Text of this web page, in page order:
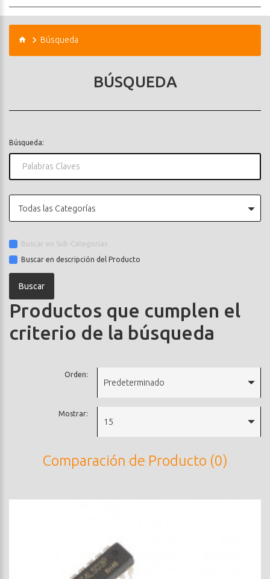
Búsqueda
BÚSQUEDA
Búsqueda:
Todas las Categorías
Buscar en Sub-Categorías
Buscar en descripción del Producto
Productos que cumplen el
criterio de la búsqueda
Orden:
Predeterminado
Mostrar:
15
Comparación de Producto (0)